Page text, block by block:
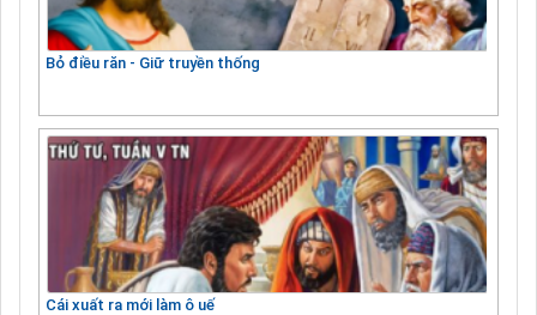
Bỏ điều răn - Giữ truyền thống
Cái xuất ra mới làm ô uế